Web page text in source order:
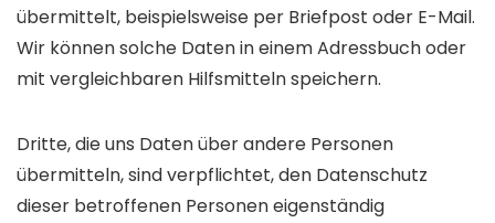
übermittelt, beispielsweise per Briefpost oder E-Mail.
Wir können solche Daten in einem Adress­buch oder
mit vergleichbaren Hilfs­mitteln speichern.
Dritte, die uns Daten über andere Personen
übermitteln, sind verpflichtet, den Daten­schutz
dieser betroffenen Personen eigen­ständig